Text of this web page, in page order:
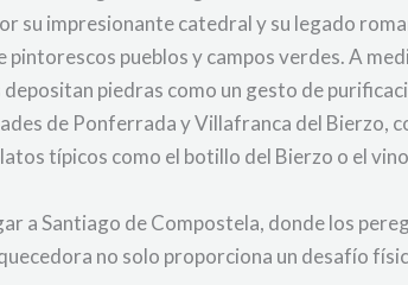
su impresionante catedral y su legado
pueblos y campos verdes. A
piedras como un gesto de
de Ponferrada y Villafranca del Bierzo,
típicos como el botillo del Bierzo o el
a Santiago de Compostela, donde los
no solo proporciona un desafío